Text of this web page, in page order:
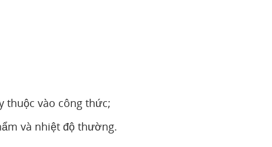
thuộc vào công thức;
và nhiệt độ thường.